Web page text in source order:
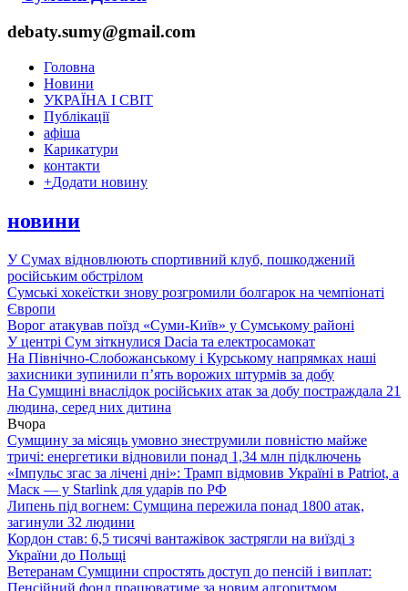
debaty.sumy@gmail.com
Головна
Новини
УКРАЇНА І СВІТ
Публікації
афіша
Карикатури
контакти
+Додати новину
новини
У Сумах відновлюють спортивний клуб, пошкоджений
російським обстрілом
Сумські хокеїстки знову розгромили болгарок на чемпіонаті
Європи
Ворог атакував поїзд «Суми-Київ» у Сумському районі
У центрі Сум зіткнулися Dacia та електросамокат
На Північно-Слобожанському і Курському напрямках наші
захисники зупинили п’ять ворожих штурмів за добу
На Сумщині внаслідок російських атак за добу постраждала 21
людина, серед них дитина
Вчора
Сумщину за місяць умовно знеструмили повністю майже
тричі: енергетики відновили понад 1,34 млн підключень
«Імпульс згас за лічені дні»: Трамп відмовив Україні в Patriot, а
Маск — у Starlink для ударів по РФ
Липень під вогнем: Сумщина пережила понад 1800 атак,
загинули 32 людини
Кордон став: 6,5 тисячі вантажівок застрягли на виїзді з
України до Польщі
Ветеранам Сумщини спростять доступ до пенсій і виплат:
Пенсійний фонд працюватиме за новим алгоритмом